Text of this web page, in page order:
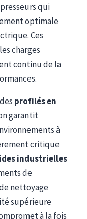
qui
optimale
Ces
charges
continu de la
profilés en
garantit
à
critique
industrielles
de
nettoyage
supérieure
à la fois